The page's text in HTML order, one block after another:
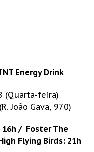
Energy Drink
(Quarta-feira)
João Gava, 970)
/ Foster The
Flying Birds: 21h